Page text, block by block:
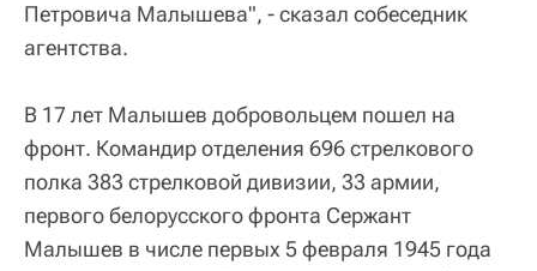
Петровича Малышева", - сказал собеседник
агентства.
В 17 лет Малышев добровольцем пошел на
фронт. Командир отделения 696 стрелкового
полка 383 стрелковой дивизии, 33 армии,
первого белорусского фронта Сержант
Малышев в числе первых 5 февраля 1945 года